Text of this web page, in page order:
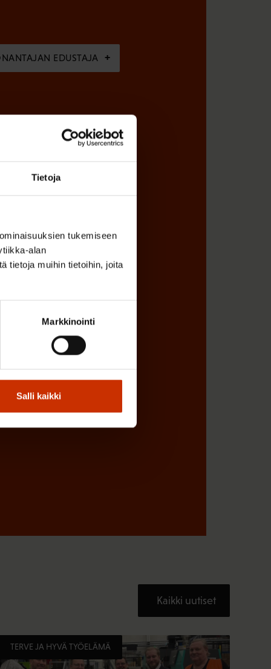
Tietoja
tukemiseen
alan
tietoja muihin tietoihin, joita
Markkinointi
Salli kaikki
EDUSTAJA
Kaikki uutiset
TERVE JA HYVÄ TYÖELÄMÄ